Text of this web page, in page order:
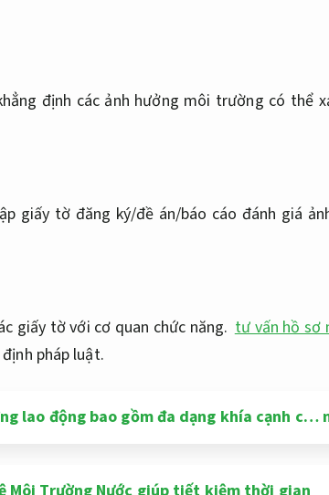
định các ảnh hưởng môi trường có thể
giấy tờ đăng ký/đề án/báo cáo đánh giá
giấy tờ với cơ quan chức năng. tư vấn hồ sơ
pháp luật.
lao động bao gồm đa dạng khía cạnh c…